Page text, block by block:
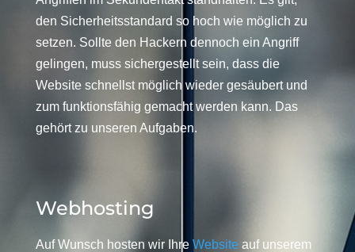
den Sicherheitsstandard so hoch wie möglich zu
setzen. Sollte den Hackern dennoch ein Angriff
gelingen, muss sichergestellt sein, dass die
Website schnellst möglich wieder gesäubert und
zum funktionsfähig gemacht werden kann. Das
gehört zu unseren Aufgaben.
Webhosting
Auf Wunsch hosten wir Ihre Website auf unserem